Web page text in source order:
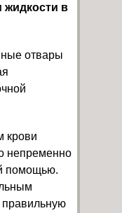
в
отвары
крови
непременно
помощью.
правильную